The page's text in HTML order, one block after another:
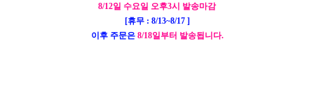
8/12일 수요일 오후3시 발송마감
[휴무 : 8/13~8/17 ]
이후 주문은8/18일부터 발송됩니다.